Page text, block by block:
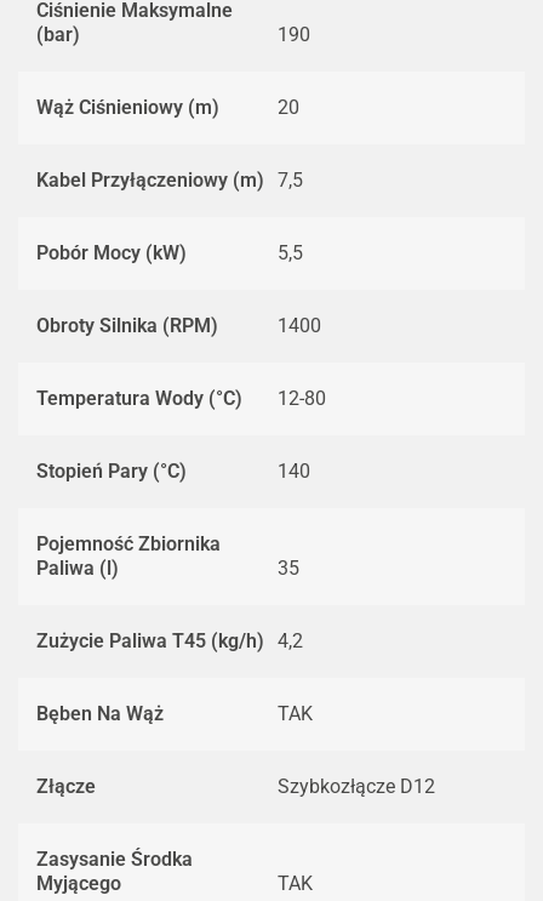
Ciśnienie Maksymalne
(bar)
190
Wąż Ciśnieniowy (m) 20
Kabel Przyłączeniowy (m) 7,5
Pobór Mocy (kW) 5,5
Obroty Silnika (RPM) 1400
Temperatura Wody (°C) 12-80
Stopień Pary (°C) 140
Pojemność Zbiornika
Paliwa (l)
35
Zużycie Paliwa T45 (kg/h) 4,2
Bęben Na Wąż TAK
Złącze Szybkozłącze D12
Zasysanie Środka
Myjącego
TAK